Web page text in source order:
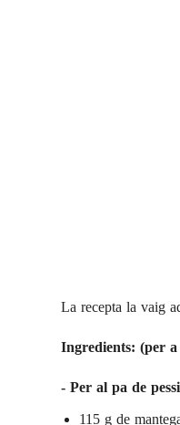
La recepta la vaig
Ingredients: (per
- Per al pa de
115 g de